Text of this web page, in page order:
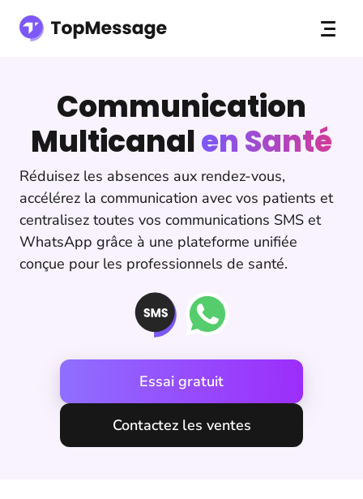
Communication
Multicanalen Santé
Réduisez les absences aux rendez-vous,
accélérez la communication avec vos patients et
centralisez toutes vos communications SMS et
WhatsApp grâce à une plateforme unifiée
conçue pour les professionnels de santé.
Essai gratuit
Contactez les ventes